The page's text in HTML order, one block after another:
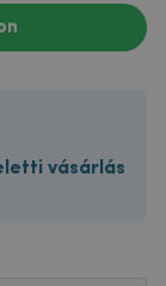
feletti vásárlás